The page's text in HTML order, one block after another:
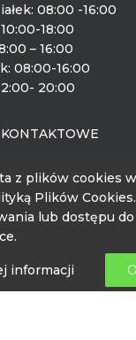
08:00 -16:00
18:00
– 16:00
08:00-16:00
20:00
Witosa 1
z plików cookies
Plików
lub dostępu
informacji